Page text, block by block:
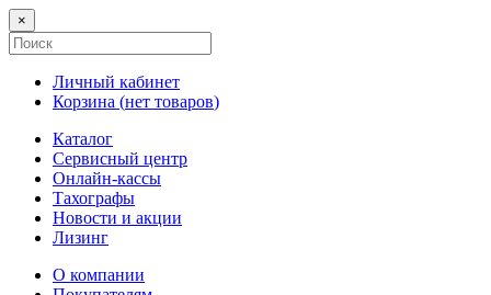
×
Личный кабинет
Корзина (нет товаров)
Каталог
Сервисный центр
Онлайн-кассы
Тахографы
Новости и акции
Лизинг
О компании